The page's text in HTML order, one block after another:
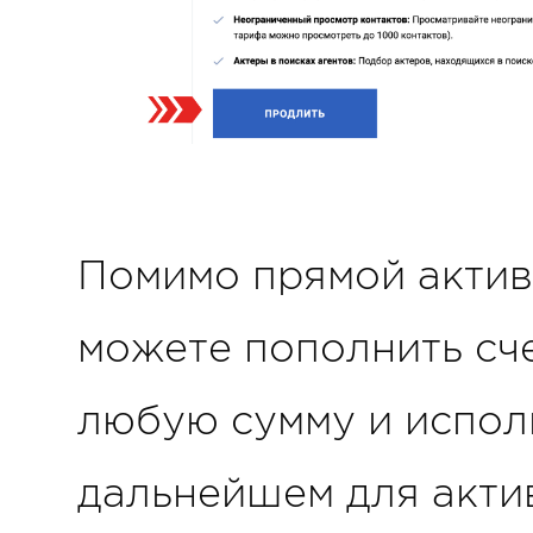
Помимо прямой
можете пополнить
любую сумму и
дальнейшем для